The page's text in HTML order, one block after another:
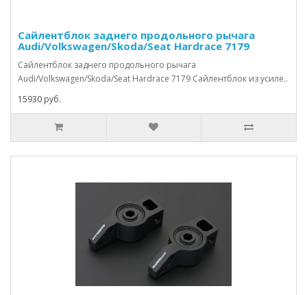
Сайлентблок заднего продольного рычага
Audi/Volkswagen/Skoda/Seat Hardrace 7179
Сайлентблок заднего продольного рычага
Audi/Volkswagen/Skoda/Seat Hardrace 7179 Сайлентблок из усиле..
15930 руб.